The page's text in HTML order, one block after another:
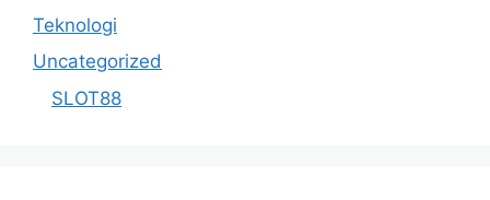
Teknologi
Uncategorized
SLOT88